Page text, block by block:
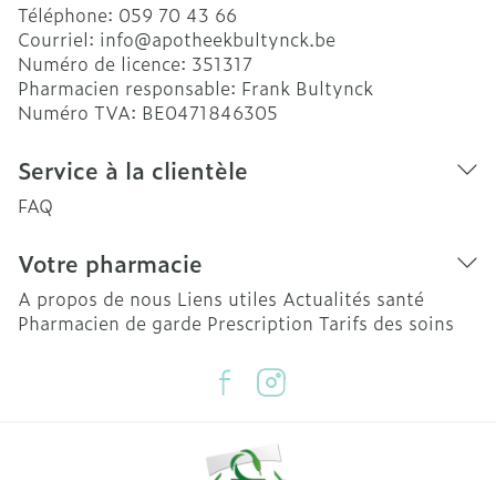
Téléphone: 059 70 43 66
Courriel: info@apotheekbultynck.be
Numéro de licence: 351317
Pharmacien responsable: Frank Bultynck
Numéro TVA: BE0471846305
Service à la clientèle
FAQ
Votre pharmacie
A propos de nous Liens utiles Actualités santé
Pharmacien de garde Prescription Tarifs des soins